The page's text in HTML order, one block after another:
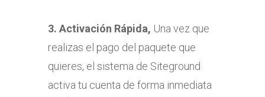
3. Activación Rápida, Una vez que
realizas el pago del paquete que
quieres, el sistema de Siteground
activa tu cuenta de forma inmediata